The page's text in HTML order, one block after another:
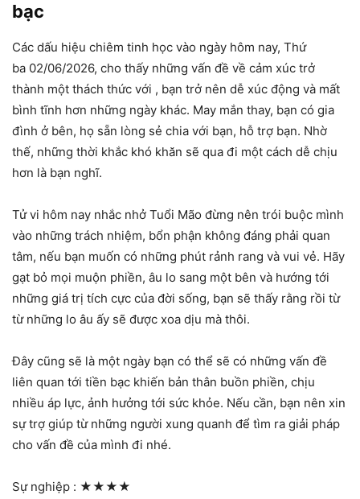
bạc
Các dấu hiệu chiêm tinh học vào ngày hôm nay, Thứ
ba 02/06/2026, cho thấy những vấn đề về cảm xúc trở
thành một thách thức với , bạn trở nên dễ xúc động và mất
bình tĩnh hơn những ngày khác. May mắn thay, bạn có gia
đình ở bên, họ sẵn lòng sẻ chia với bạn, hỗ trợ bạn. Nhờ
thế, những thời khắc khó khăn sẽ qua đi một cách dễ chịu
hơn là bạn nghĩ.
Tử vi hôm nay nhắc nhở Tuổi Mão đừng nên trói buộc mình
vào những trách nhiệm, bổn phận không đáng phải quan
tâm, nếu bạn muốn có những phút rảnh rang và vui vẻ. Hãy
gạt bỏ mọi muộn phiền, âu lo sang một bên và hướng tới
những giá trị tích cực của đời sống, bạn sẽ thấy rằng rồi từ
từ những lo âu ấy sẽ được xoa dịu mà thôi.
Đây cũng sẽ là một ngày bạn có thể sẽ có những vấn đề
liên quan tới tiền bạc khiến bản thân buồn phiền, chịu
nhiều áp lực, ảnh hưởng tới sức khỏe. Nếu cần, bạn nên xin
sự trợ giúp từ những người xung quanh để tìm ra giải pháp
cho vấn đề của mình đi nhé.
Sự nghiệp : ★★★★